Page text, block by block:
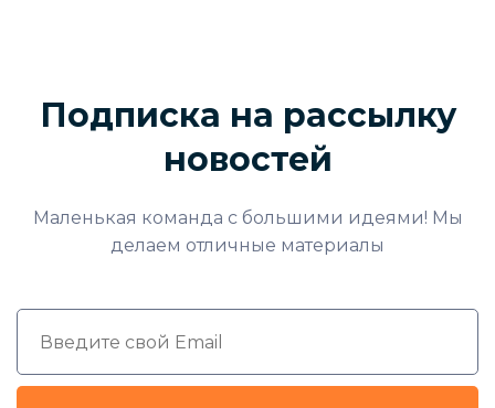
Подписка на рассылку
новостей
Маленькая команда с большими идеями! Мы
делаем отличные материалы